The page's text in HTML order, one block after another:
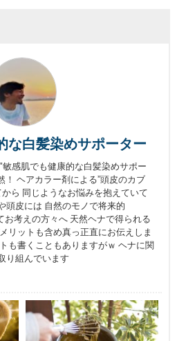
な白髪染めサポーター
感肌でも健康的な白髪染めサポー
ヘアカラー剤による”頭皮のカブ
ら 同じようなお悩みを抱えていて
頭皮には 自然のモノで将来的
お考えの方々へ 天然ヘナで得られる
リットも含め真っ正直にお伝えしま
も書くこともありますがｗ ヘナに関
り組んでいます